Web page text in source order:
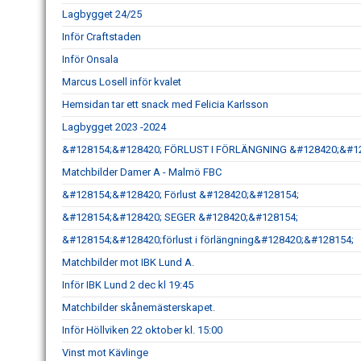
Lagbygget 24/25
Inför Craftstaden
Inför Onsala
Marcus Losell inför kvalet
Hemsidan tar ett snack med Felicia Karlsson
Lagbygget 2023 -2024
&#128154;&#128420; FÖRLUST I FÖRLÄNGNING
Matchbilder Damer A - Malmö FBC
&#128154;&#128420; Förlust &#128420;&#128154;
&#128154;&#128420; SEGER &#128420;&#128154;
&#128154;&#128420;förlust i förlängning&#128420;&#128154;
Matchbilder mot IBK Lund A.
Inför IBK Lund 2 dec kl 19:45
Matchbilder skånemästerskapet.
Inför Höllviken 22 oktober kl. 15:00
Vinst mot Kävlinge